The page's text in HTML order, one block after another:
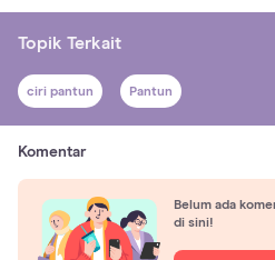
Topik Terkait
ciri pantun Pantun
Komentar
Belum ada
di sini!